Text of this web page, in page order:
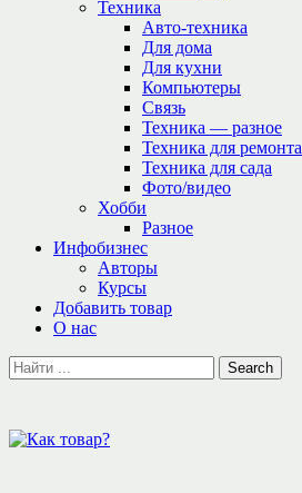
Техника
Авто-техника
Для дома
Для кухни
Компьютеры
Связь
Техника — разное
Техника для ремонта
Техника для сада
Фото/видео
Хобби
Разное
Инфобизнес
Авторы
Курсы
Добавить товар
О нас